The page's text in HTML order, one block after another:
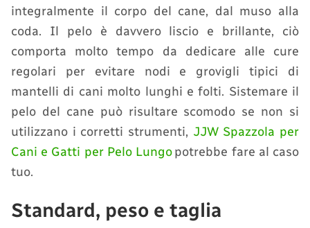
integralmente il corpo del cane, dal muso alla
coda. Il pelo è davvero liscio e brillante, ciò
comporta molto tempo da dedicare alle cure
regolari per evitare nodi e grovigli tipici di
mantelli di cani molto lunghi e folti. Sistemare il
pelo del cane può risultare scomodo se non si
utilizzano i corretti strumenti, JJW Spazzola per
Cani e Gatti per Pelo Lungopotrebbe fare al caso
tuo.
Standard, peso e taglia